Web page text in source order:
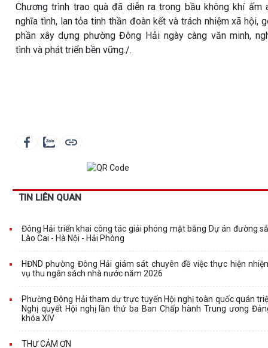
Chương trình trao quà đã diễn ra trong bầu không khí ấm
nghĩa tình, lan tỏa tinh thần đoàn kết và trách nhiệm xã hội,
phần xây dựng phường Đông Hải ngày càng văn minh,
tình và phát triển bền vững./.
TIN LIÊN QUAN
Đông Hải triển khai công tác giải phóng mặt bằng Dự án đường
Lào Cai - Hà Nội - Hải Phòng
HĐND phường Đông Hải giám sát chuyên đề việc thực hiện
vụ thu ngân sách nhà nước năm 2026
Phường Đông Hải tham dự trực tuyến Hội nghị toàn quốc quán
Nghị quyết Hội nghị lần thứ ba Ban Chấp hành Trung ương
khóa XIV
THƯ CẢM ƠN